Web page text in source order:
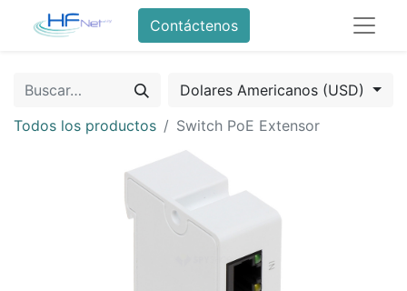
Contáctenos
Dolares Americanos (USD)
Todos los productos
Switch PoE Extensor